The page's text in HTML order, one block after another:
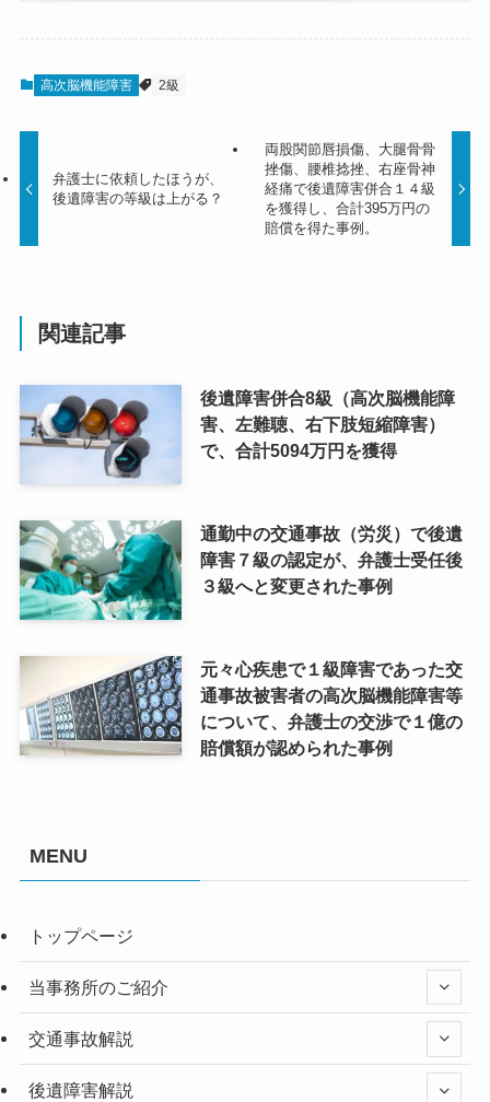
高次脳機能障害 2級
弁護士に依頼したほうが、
後遺障害の等級は上がる？
両股関節唇損傷、大腿骨骨
挫傷、腰椎捻挫、右座骨神
経痛で後遺障害併合１４級
を獲得し、合計395万円の
賠償を得た事例。
関連記事
後遺障害併合8級（高次脳機能障
害、左難聴、右下肢短縮障害）
で、合計5094万円を獲得
通勤中の交通事故（労災）で後遺
障害７級の認定が、弁護士受任後
３級へと変更された事例
元々心疾患で１級障害であった交
通事故被害者の高次脳機能障害等
について、弁護士の交渉で１億の
賠償額が認められた事例
MENU
トップページ
当事務所のご紹介
交通事故解説
後遺障害解説